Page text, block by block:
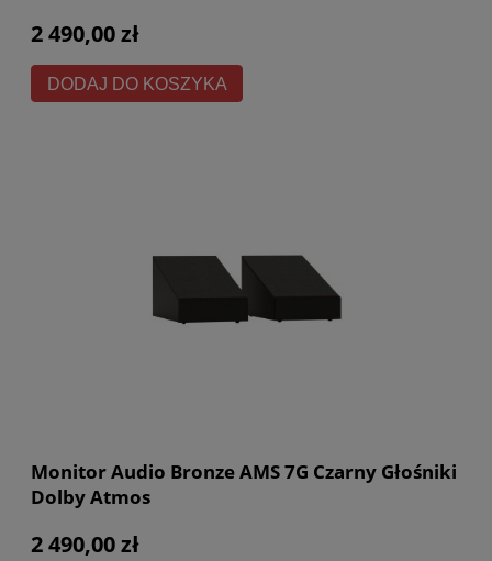
2 490,00 zł
DODAJ DO KOSZYKA
Monitor Audio Bronze AMS 7G Czarny Głośniki
Dolby Atmos
2 490,00 zł